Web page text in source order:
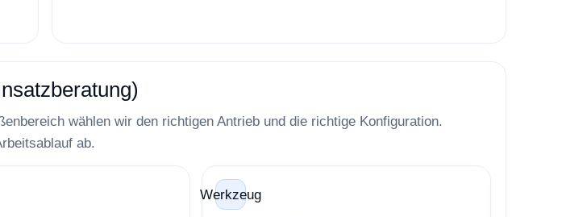
wählen wir den richtigen Antrieb und die richtige Konfiguration.
ab.
Werkzeug